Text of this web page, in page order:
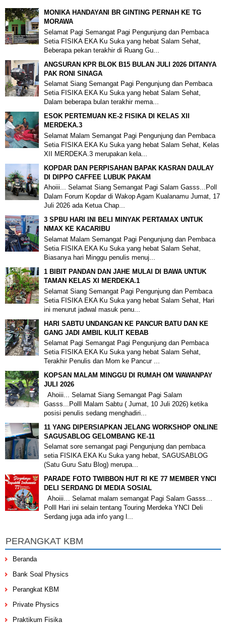
MONIKA HANDAYANI BR GINTING PERNAH KE TG
MORAWA
Selamat Pagi Semangat Pagi Pengunjung dan Pembaca
Setia FISIKA EKA Ku Suka yang hebat Salam Sehat,
Beberapa pekan terakhir di Ruang Gu...
ANGSURAN KPR BLOK B15 BULAN JULI 2026 DITANYA
PAK RONI SINAGA
Selamat Siang Semangat Pagi Pengunjung dan Pembaca
Setia FISIKA EKA Ku Suka yang hebat Salam Sehat,
Dalam beberapa bulan terakhir mema...
ESOK PERTEMUAN KE-2 FISIKA DI KELAS XII
MERDEKA.3
Selamat Malam Semangat Pagi Pengunjung dan Pembaca
Setia FISIKA EKA Ku Suka yang hebat Salam Sehat, Kelas
XII MERDEKA.3 merupakan kela...
KOPDAR DAN PERPISAHAN BAPAK KASRAN DAULAY
DI DIPPO CAFFEE LUBUK PAKAM
Ahoiii... Selamat Siang Semangat Pagi Salam Gasss...Poll
Dalam Forum Kopdar di Wakop Agam Kualanamu Jumat, 17
Juli 2026 ada Ketua Chap...
3 SPBU HARI INI BELI MINYAK PERTAMAX UNTUK
NMAX KE KACARIBU
Selamat Malam Semangat Pagi Pengunjung dan Pembaca
Setia FISIKA EKA Ku Suka yang hebat Salam Sehat,
Biasanya hari Minggu penulis menuj...
1 BIBIT PANDAN DAN JAHE MULAI DI BAWA UNTUK
TAMAN KELAS XI MERDEKA.1
Selamat Siang Semangat Pagi Pengunjung dan Pembaca
Setia FISIKA EKA Ku Suka yang hebat Salam Sehat, Hari
ini menurut jadwal masuk penu...
HARI SABTU UNDANGAN KE PANCUR BATU DAN KE
GANG JADI AMBIL KULIT KEBAB
Selamat Pagi Semangat Pagi Pengunjung dan Pembaca
Setia FISIKA EKA Ku Suka yang hebat Salam Sehat,
Terakhir Penulis dan Mom ke Pancur ...
KOPSAN MALAM MINGGU DI RUMAH OM WAWANPAY
JULI 2026
Ahoiii... Selamat Siang Semangat Pagi Salam
Gasss...Polll Malam Sabtu ( Jumat, 10 Juli 2026) ketika
posisi penulis sedang menghadiri...
11 YANG DIPERSIAPKAN JELANG WORKSHOP ONLINE
SAGUSABLOG GELOMBANG KE-11
Selamat sore semangat pagi Pengunjung dan pembaca
setia FISIKA EKA Ku Suka yang hebat, SAGUSABLOG
(Satu Guru Satu Blog) merupa...
PARADE FOTO TWIBBON HUT RI KE 77 MEMBER YNCI
DELI SERDANG DI MEDIA SOSIAL
Ahoiii… Selamat malam semangat Pagi Salam Gasss…
Polll Hari ini selain tentang Touring Merdeka YNCI Deli
Serdang juga ada info yang l...
PERANGKAT KBM
Beranda
Bank Soal Physics
Perangkat KBM
Private Physics
Praktikum Fisika